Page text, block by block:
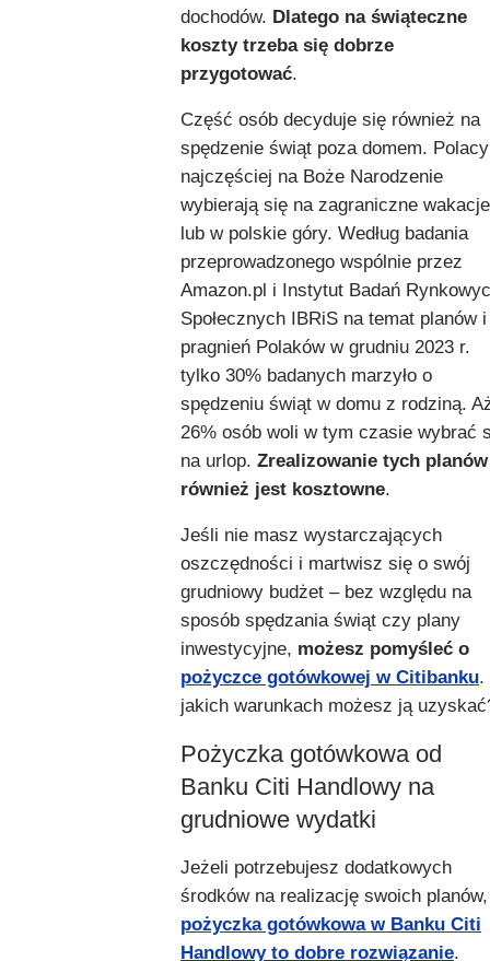
dochodów. Dlatego na świąteczne
koszty trzeba się dobrze
przygotować.
Część osób decyduje się również na
spędzenie świąt poza domem. Polacy
najczęściej na Boże Narodzenie
wybierają się na zagraniczne wakacje
lub w polskie góry. Według badania
przeprowadzonego wspólnie przez
Amazon.pl i Instytut Badań
Społecznych IBRiS na temat planów i
pragnień Polaków w grudniu 2023 r.
tylko 30% badanych marzyło o
spędzeniu świąt w domu z rodziną.
26% osób woli w tym czasie wybrać
na urlop. Zrealizowanie tych planów
również jest kosztowne.
Jeśli nie masz wystarczających
oszczędności i martwisz się o swój
grudniowy budżet – bez względu na
sposób spędzania świąt czy plany
inwestycyjne, możesz pomyśleć o
pożyczce gotówkowej w Citibanku.
jakich warunkach możesz ją
Pożyczka gotówkowa od
Banku Citi Handlowy na
grudniowe wydatki
Jeżeli potrzebujesz dodatkowych
środków na realizację swoich planów,
pożyczka gotówkowa w Banku Citi
Handlowy to dobre rozwiązanie.